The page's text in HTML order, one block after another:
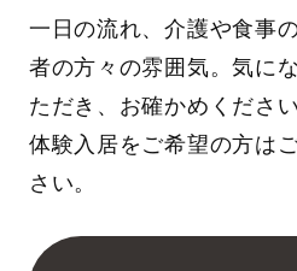
一日の流れ、介護や食事
者の方々の雰囲気。気に
ただき、お確かめください
体験入居をご希望の方は
さい。